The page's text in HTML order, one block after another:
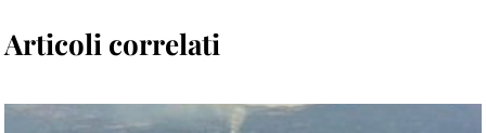
Articoli correlati